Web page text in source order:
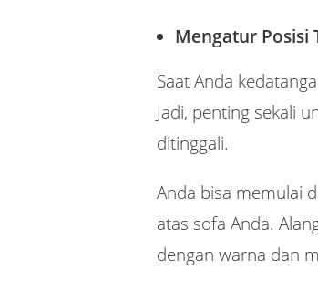
Mengatur Posisi
Saat Anda
Jadi, penting sekali
ditinggali.
Anda bisa memulai
atas sofa Anda.
dengan warna dan